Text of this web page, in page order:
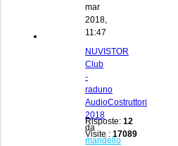
mar
2018,
11:47
NUVISTOR
Club
-
raduno
AudioCostruttori
2018
da
mandello
Risposte: 12
Visite : 17089